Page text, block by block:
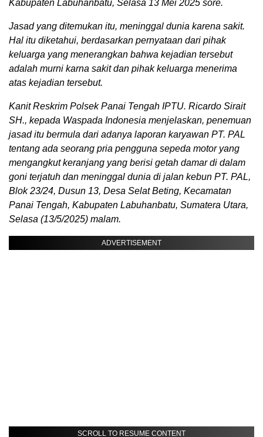
Kabupaten Labuhanbatu, Selasa 13 Mei 2025 sore.
Jasad yang ditemukan itu, meninggal dunia karena sakit.
Hal itu diketahui, berdasarkan pernyataan dari pihak
keluarga yang menerangkan bahwa kejadian tersebut
adalah murni karna sakit dan pihak keluarga menerima
atas kejadian tersebut.
Kanit Reskrim Polsek Panai Tengah IPTU. Ricardo Sirait
SH., kepada Waspada Indonesia menjelaskan, penemuan
jasad itu bermula dari adanya laporan karyawan PT. PAL
tentang ada seorang pria pengguna sepeda motor yang
mengangkut keranjang yang berisi getah damar di dalam
goni terjatuh dan meninggal dunia di jalan kebun PT. PAL,
Blok 23/24, Dusun 13, Desa Selat Beting, Kecamatan
Panai Tengah, Kabupaten Labuhanbatu, Sumatera Utara,
Selasa (13/5/2025) malam.
ADVERTISEMENT
SCROLL TO RESUME CONTENT